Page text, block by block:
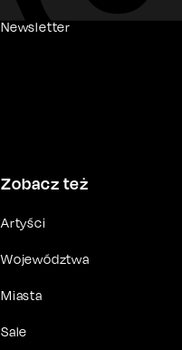
Newsletter
Zobacz też
Artyści
Województwa
Miasta
Sale